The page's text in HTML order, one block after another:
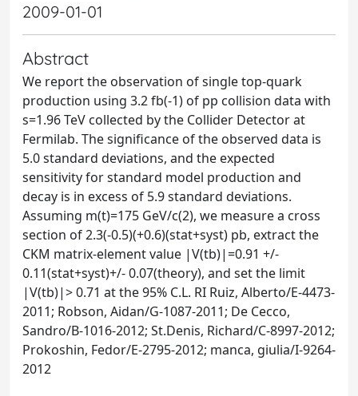
2009-01-01
Abstract
We report the observation of single top-quark
production using 3.2 fb(-1) of pp collision data with
s=1.96 TeV collected by the Collider Detector at
Fermilab. The significance of the observed data is
5.0 standard deviations, and the expected
sensitivity for standard model production and
decay is in excess of 5.9 standard deviations.
Assuming m(t)=175 GeV/c(2), we measure a cross
section of 2.3(-0.5)(+0.6)(stat+syst) pb, extract the
CKM matrix-element value |V(tb)|=0.91 +/-
0.11(stat+syst)+/- 0.07(theory), and set the limit
|V(tb)|> 0.71 at the 95% C.L. RI Ruiz, Alberto/E-4473-
2011; Robson, Aidan/G-1087-2011; De Cecco,
Sandro/B-1016-2012; St.Denis, Richard/C-8997-2012;
Prokoshin, Fedor/E-2795-2012; manca, giulia/I-9264-
2012